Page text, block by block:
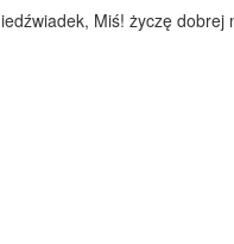
Miś! życzę dobrej